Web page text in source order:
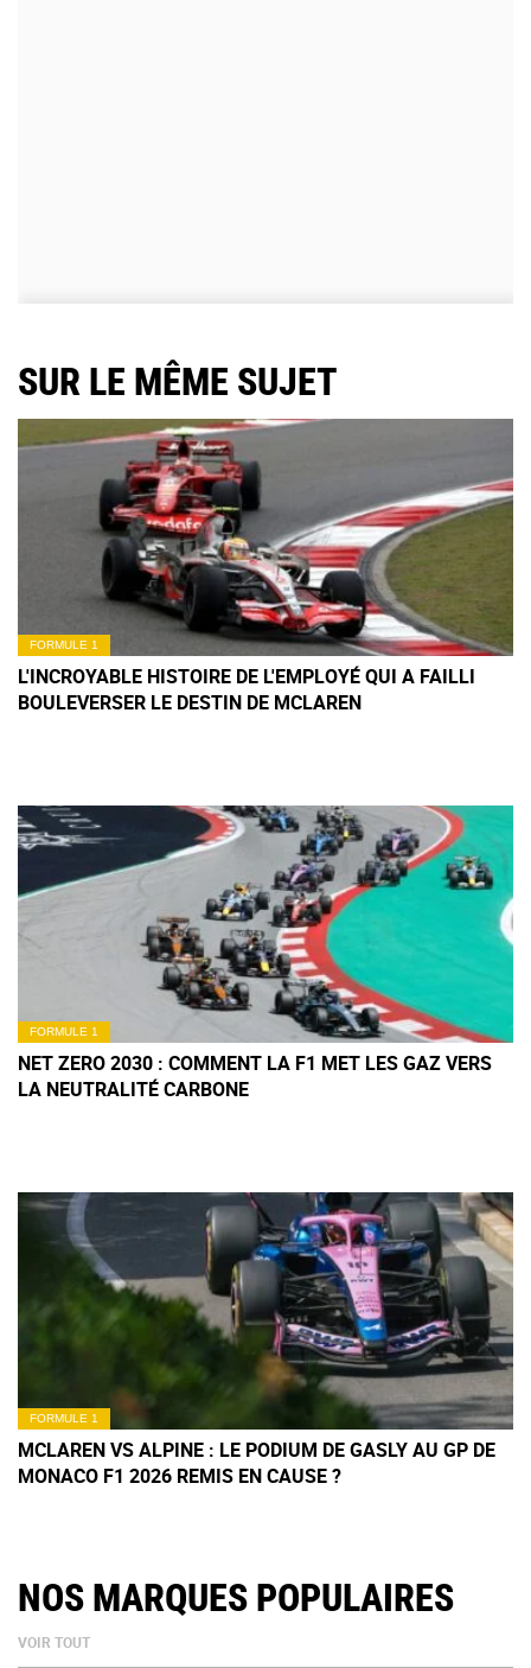
SUR LE MÊME SUJET
FORMULE 1
L'INCROYABLE HISTOIRE DE L'EMPLOYÉ QUI A FAILLI
BOULEVERSER LE DESTIN DE MCLAREN
FORMULE 1
NET ZERO 2030 : COMMENT LA F1 MET LES GAZ VERS
LA NEUTRALITÉ CARBONE
FORMULE 1
MCLAREN VS ALPINE : LE PODIUM DE GASLY AU GP DE
MONACO F1 2026 REMIS EN CAUSE ?
NOS MARQUES POPULAIRES
VOIR TOUT